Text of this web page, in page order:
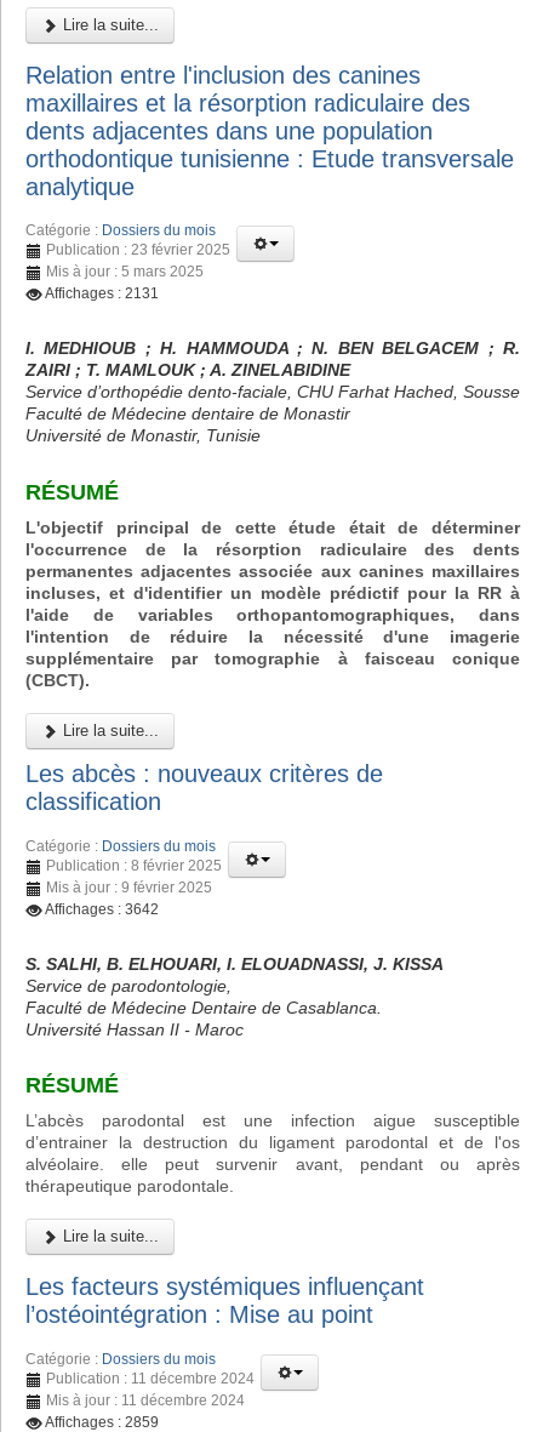
Lire la suite...
Relation entre l'inclusion des canines
maxillaires et la résorption radiculaire des
dents adjacentes dans une population
orthodontique tunisienne : Etude transversale
analytique
Catégorie : Dossiers du mois
Publication : 23 février 2025
Mis à jour : 5 mars 2025
Affichages : 2131
I. MEDHIOUB ; H. HAMMOUDA ; N. BEN BELGACEM ; R.
ZAIRI ; T. MAMLOUK ; A. ZINELABIDINE
Service d’orthopédie dento-faciale, CHU Farhat Hached, Sousse
Faculté de Médecine dentaire de Monastir
Université de Monastir, Tunisie
RÉSUMÉ
L'objectif principal de cette étude était de déterminer
l'occurrence de la résorption radiculaire des dents
permanentes adjacentes associée aux canines maxillaires
incluses, et d'identifier un modèle prédictif pour la RR à
l'aide de variables orthopantomographiques, dans
l'intention de réduire la nécessité d'une imagerie
supplémentaire par tomographie à faisceau conique
(CBCT).
Lire la suite...
Les abcès : nouveaux critères de
classification
Catégorie : Dossiers du mois
Publication : 8 février 2025
Mis à jour : 9 février 2025
Affichages : 3642
S. SALHI, B. ELHOUARI, I. ELOUADNASSI, J. KISSA
Service de parodontologie,
Faculté de Médecine Dentaire de Casablanca.
Université Hassan II - Maroc
RÉSUMÉ
L’abcès parodontal est une infection aigue susceptible
d’entrainer la destruction du ligament parodontal et de l'os
alvéolaire. elle peut survenir avant, pendant ou après
thérapeutique parodontale.
Lire la suite...
Les facteurs systémiques influençant
l’ostéointégration : Mise au point
Catégorie : Dossiers du mois
Publication : 11 décembre 2024
Mis à jour : 11 décembre 2024
Affichages : 2859